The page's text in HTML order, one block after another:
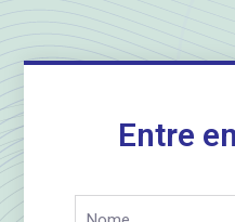
Entre